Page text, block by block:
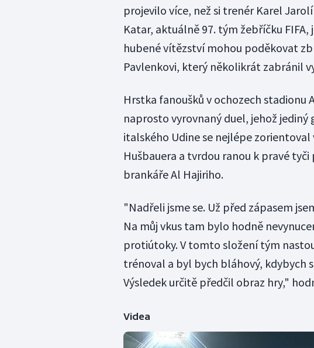
projevilo více, než si trenér Karel
Katar, aktuálně 97. tým žebříčku
hubené vítězství mohou poděkovat
Pavlenkovi, který několikrát zabránil
Hrstka fanoušků v ochozech
naprosto vyrovnaný duel, jehož
italského Udine se nejlépe
Hušbauera a tvrdou ranou k pravé
brankáře Al Hajiriho.
"Nadřeli jsme se. Už před zápasem
Na můj vkus tam bylo hodně
protiútoky. V tomto složení tým
trénoval a byl bych bláhový, kdybych
Výsledek určitě předčil obraz hry,"
Videa